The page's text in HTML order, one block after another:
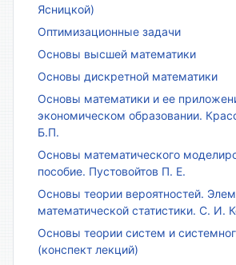
Ясницкой)
Оптимизационные задачи
Основы высшей математики
Основы дискретной математики
Основы математики и ее
экономическом образовании.
Б.П.
Основы математического
пособие. Пустовойтов П. Е.
Основы теории вероятностей.
математической статистики. С. И.
Основы теории систем и
(конспект лекций)